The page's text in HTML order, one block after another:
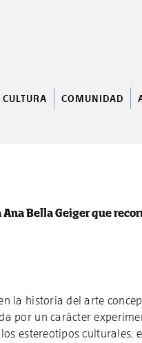
COMUNIDAD
Bella Geiger que
la historia del arte
por un carácter
estereotipos culturales;
BUSCAR